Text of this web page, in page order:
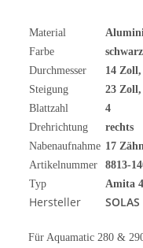
Material
Farbe
schwarz
Durchmesser
14
Steigung
23
Blattzahl
4
Drehrichtung
rechts
Nabenaufnahme 17
Artikelnummer
8813-
Typ
Amita 4
Hersteller SOLAS
Für Aquamatic 280 &